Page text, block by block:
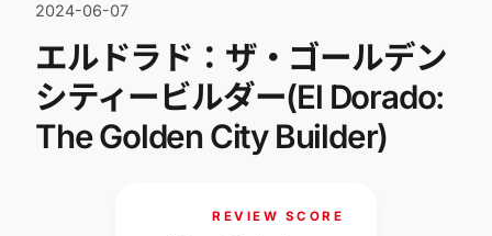
2024-06-07
エルドラド：ザ・ゴールデン
シティービルダー(El Dorado:
The Golden City Builder)
REVIEW SCORE